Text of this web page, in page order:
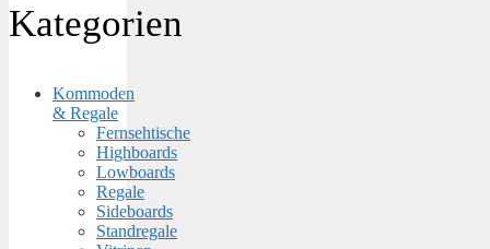
Kategorien
Kommoden
& Regale
Fernsehtische
Highboards
Lowboards
Regale
Sideboards
Standregale